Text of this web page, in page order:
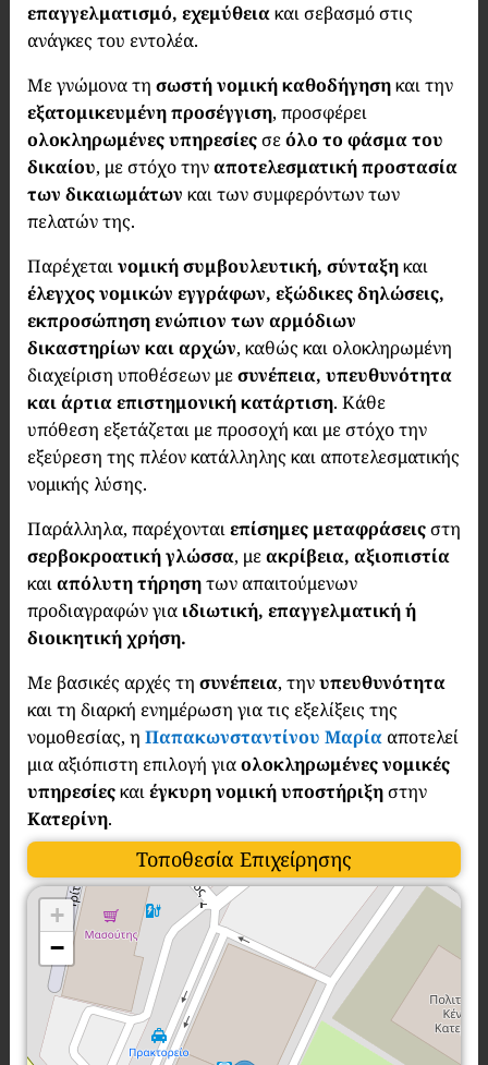
επαγγελματισμό, εχεμύθειακαι σεβασμό στις
ανάγκες του εντολέα.
Με γνώμονα τη σωστή νομική καθοδήγησηκαι την
εξατομικευμένη προσέγγιση, προσφέρει
ολοκληρωμένες υπηρεσίεςσεόλο το φάσμα του
δικαίου, με στόχο τηναποτελεσματική προστασία
των δικαιωμάτων και των συμφερόντων των
πελατών της.
Παρέχεταινομική συμβουλευτική, σύνταξηκαι
έλεγχος νομικών εγγράφων, εξώδικες δηλώσεις,
εκπροσώπηση ενώπιον των αρμόδιων
δικαστηρίων και αρχών, καθώς και ολοκληρωμένη
διαχείριση υποθέσεων μεσυνέπεια, υπευθυνότητα
και άρτιαεπιστημονική κατάρτιση. Κάθε
υπόθεση εξετάζεται με προσοχή και με στόχο την
εξεύρεση της πλέον κατάλληλης και αποτελεσματικής
νομικής λύσης.
Παράλληλα, παρέχονταιεπίσημες μεταφράσειςστη
σερβοκροατική γλώσσα, μεακρίβεια, αξιοπιστία
καιαπόλυτη τήρησητων απαιτούμενων
προδιαγραφών για ιδιωτική, επαγγελματική ή
διοικητική χρήση.
Με βασικές αρχές τη συνέπεια, τηνυπευθυνότητα
και τη διαρκή ενημέρωση για τις εξελίξεις της
νομοθεσίας, η Παπακωνσταντίνου Μαρία αποτελεί
μια αξιόπιστη επιλογή γιαολοκληρωμένες νομικές
υπηρεσίεςκαιέγκυρη νομική υποστήριξηστην
Κατερίνη.
Τοποθεσία Επιχείρησης
+
−